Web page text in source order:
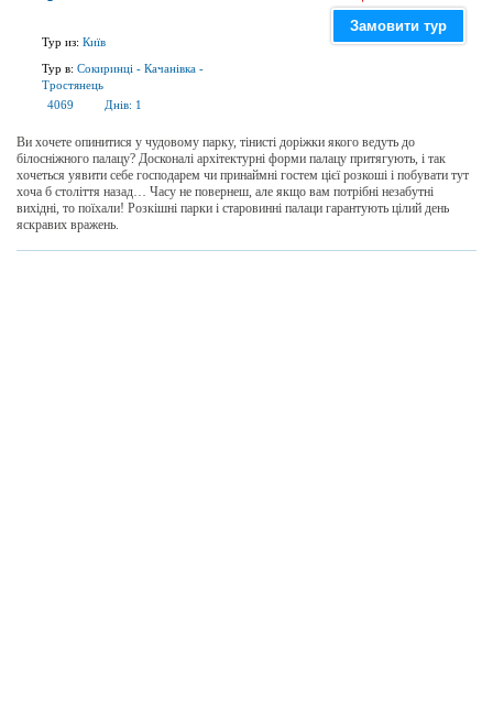
Тур из: Київ
Тур в: Сокиринці - Качанівка -
Тростянець
4069
Днів: 1
Замовити тур
Ви хочете опинитися у чудовому парку, тінисті доріжки якого ведуть до
білосніжного палацу? Досконалі архітектурні форми палацу притягують, і так
хочеться уявити себе господарем чи принаймні гостем цієї розкоші і побувати тут
хоча б століття назад… Часу не повернеш, але якщо вам потрібні незабутні
вихідні, то поїхали! Розкішні парки і старовинні палаци гарантують цілий день
яскравих вражень.